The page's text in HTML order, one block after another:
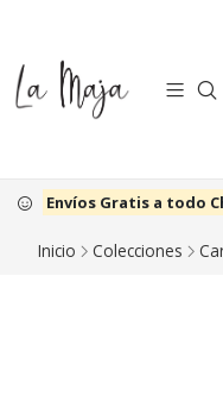
Envíos Gratis a todo
Inicio Colecciones